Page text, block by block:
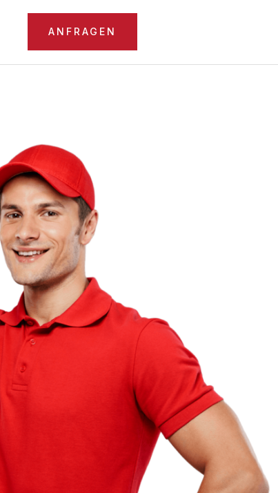
ANFRAGEN